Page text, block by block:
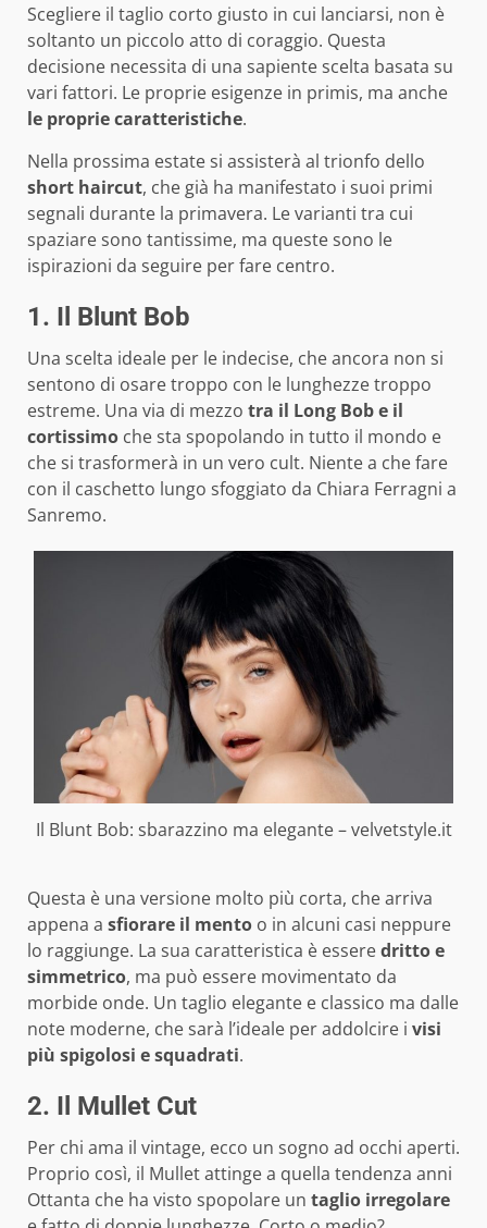
Scegliere il taglio corto giusto in cui lanciarsi, non è
soltanto un piccolo atto di coraggio. Questa
decisione necessita di una sapiente scelta basata su
vari fattori. Le proprie esigenze in primis, ma anche
le proprie caratteristiche.
Nella prossima estate si assisterà al trionfo dello
short haircut, che già ha manifestato i suoi primi
segnali durante la primavera. Le varianti tra cui
spaziare sono tantissime, ma queste sono le
ispirazioni da seguire per fare centro.
1. Il Blunt Bob
Una scelta ideale per le indecise, che ancora non si
sentono di osare troppo con le lunghezze troppo
estreme. Una via di mezzo tra il Long Bob e il
cortissimo che sta spopolando in tutto il mondo e
che si trasformerà in un vero cult. Niente a che fare
con il caschetto lungo sfoggiato da Chiara Ferragni a
Sanremo.
Il Blunt Bob: sbarazzino ma elegante – velvetstyle.it
Questa è una versione molto più corta, che arriva
appena a sfiorare il mento o in alcuni casi neppure
lo raggiunge. La sua caratteristica è esseredritto e
simmetrico, ma può essere movimentato da
morbide onde. Un taglio elegante e classico ma dalle
note moderne, che sarà l’ideale per addolcire i visi
più spigolosi e squadrati.
2. Il Mullet Cut
Per chi ama il vintage, ecco un sogno ad occhi aperti.
Proprio così, il Mullet attinge a quella tendenza anni
Ottanta che ha visto spopolare un taglio irregolare